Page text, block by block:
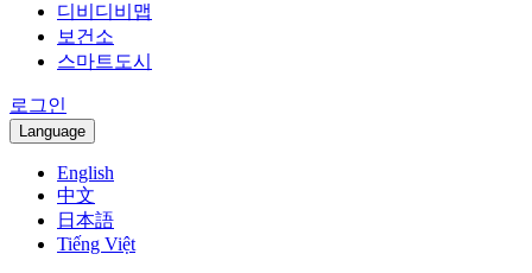
디비디비맵
보건소
스마트도시
로그인
Language
English
中文
日本語
Tiếng Việt